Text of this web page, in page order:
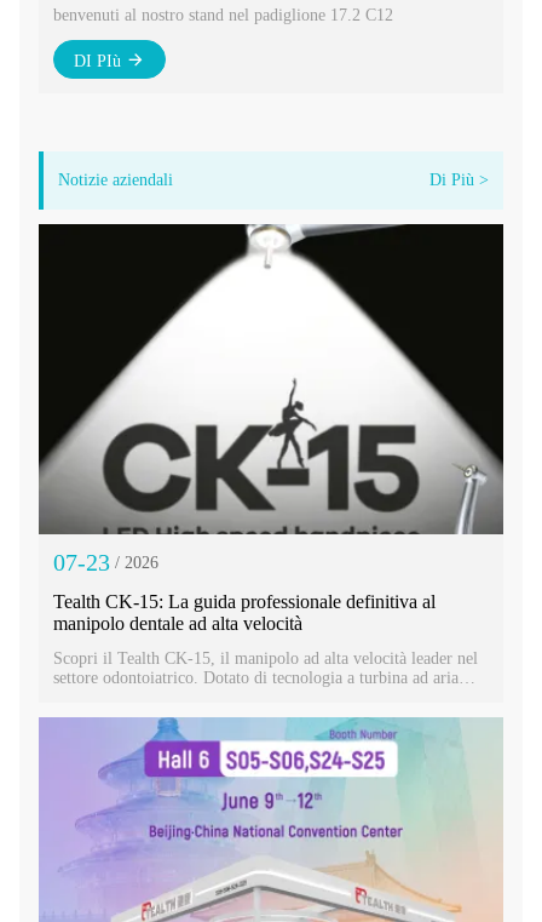
benvenuti al nostro stand nel padiglione 17.2 C12
DI PIù
Notizie aziendali Di Più >
07-23 / 2026
Tealth CK-15: La guida professionale definitiva al
manipolo dentale ad alta velocità
Scopri il Tealth CK-15, il manipolo ad alta velocità leader nel
settore odontoiatrico. Dotato di tecnologia a turbina ad aria
prezzo per questo manipolo ad alta velocità.